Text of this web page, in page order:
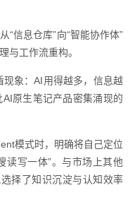
“信息仓库”向“智能协作体”
与工作流重构。
象：AI用得越多，信息越
原生笔记产品密集涌现的
模式时，明确将自己定位
读写一体”。与市场上其他
择了知识沉淀与认知效率